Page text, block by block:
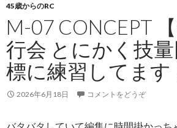
45歳からのRC
M-07 CONCEPT
行会 とにかく技
標に練習してます
2026年6月18日 コメントをどうぞ
バタバタしていて編集に時間掛かっち